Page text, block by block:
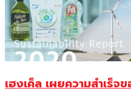
เฮงเค็ล เผยความสำเร็